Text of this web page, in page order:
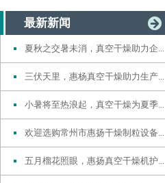
最新新闻
夏秋之交暑未消，真空干燥助力企...
三伏天里，惠杨真空干燥助力生产...
小暑将至热浪起，真空干燥为夏季...
欢迎选购常州市惠扬干燥制粒设备...
五月榴花照眼，惠扬真空干燥机护...